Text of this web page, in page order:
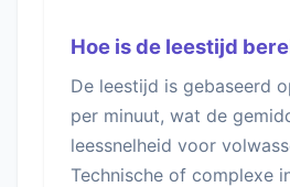
Hoe is de leestijd
De leestijd is gebaseerd
per minuut, wat de
leessnelheid voor
Technische of complexe